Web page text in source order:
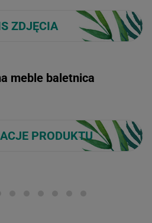
ZDJĘCIA
meble baletnica
PRODUKTU